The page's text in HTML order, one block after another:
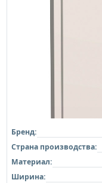
Бренд:
Страна производства:
Материал:
Ширина: